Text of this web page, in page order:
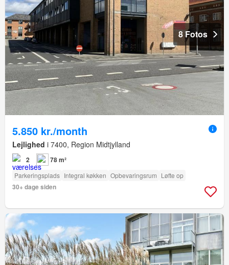
8 Fotos
5.850 kr./month
Lejlighed i 7400, Region Midtjylland
2 78 m²
Parkeringsplads Integral køkken Opbevaringsrum Løfte op
30+ dage siden